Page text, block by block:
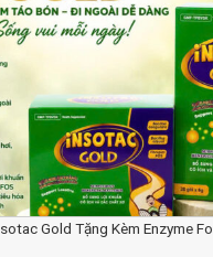
Gold Tặng Kèm Enzyme